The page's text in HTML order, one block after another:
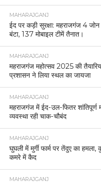
MAHARAJGANJ
ईद पर कड़ी सुरक्षा: महराजगंज 4
बंटा, 137 मोबाइल टीमें तैनात।
MAHARAJGANJ
महराजगंज महोत्सव 2025 की
प्रशासन ने लिया स्थल का जायजा
MAHARAJGANJ
महराजगंज में ईद-उल-फितर शांतिपूर्ण
व्यवस्था रही चाक-चौबंद
MAHARAJGANJ
घुघली में मुर्गी फार्म पर तेंदुए का हमला,
कमरे में कैद
MAHARAJGANJ